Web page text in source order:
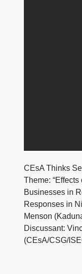
CEsA Thinks
Theme:
Businesses in
Responses in
Menson
Discussant:
(CEsA/CSG/